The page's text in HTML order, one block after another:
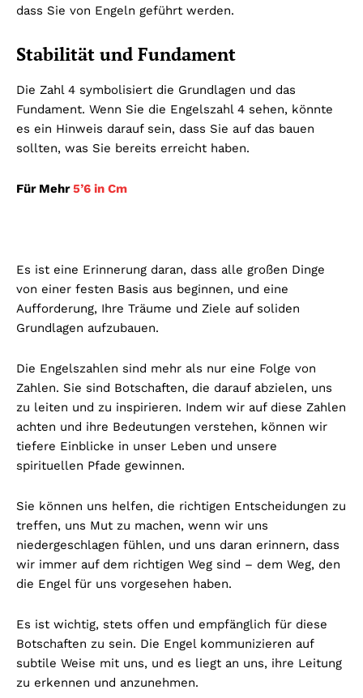
dass Sie von Engeln geführt werden.
Stabilität und Fundament
Die Zahl 4 symbolisiert die Grundlagen und das
Fundament. Wenn Sie die Engelszahl 4 sehen, könnte
es ein Hinweis darauf sein, dass Sie auf das bauen
sollten, was Sie bereits erreicht haben.
Für Mehr5’6 in Cm
Es ist eine Erinnerung daran, dass alle großen Dinge
von einer festen Basis aus beginnen, und eine
Aufforderung, Ihre Träume und Ziele auf soliden
Grundlagen aufzubauen.
Die Engelszahlen sind mehr als nur eine Folge von
Zahlen. Sie sind Botschaften, die darauf abzielen, uns
zu leiten und zu inspirieren. Indem wir auf diese Zahlen
achten und ihre Bedeutungen verstehen, können wir
tiefere Einblicke in unser Leben und unsere
spirituellen Pfade gewinnen.
Sie können uns helfen, die richtigen Entscheidungen zu
treffen, uns Mut zu machen, wenn wir uns
niedergeschlagen fühlen, und uns daran erinnern, dass
wir immer auf dem richtigen Weg sind – dem Weg, den
die Engel für uns vorgesehen haben.
Es ist wichtig, stets offen und empfänglich für diese
Botschaften zu sein. Die Engel kommunizieren auf
subtile Weise mit uns, und es liegt an uns, ihre Leitung
zu erkennen und anzunehmen.